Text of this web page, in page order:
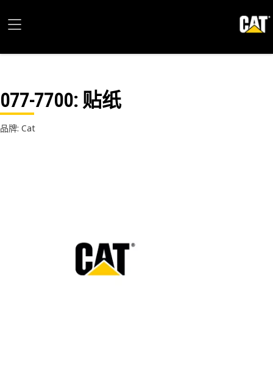
077-7700: 贴纸
品牌: Cat